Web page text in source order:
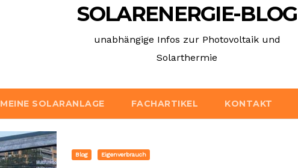
SOLARENERGIE-BLOG
unabhängige Infos zur Photovoltaik und
Solarthermie
MEINE SOLARANLAGE FACHARTIKEL KONTAKT
Blog Eigenverbrauch